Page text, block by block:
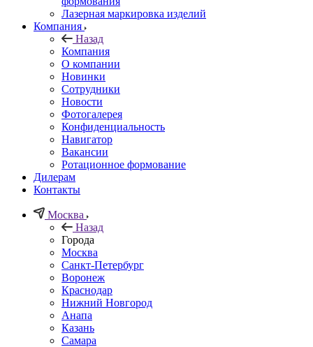
Лазерная маркировка изделий
Компания
Назад
Компания
О компании
Новинки
Сотрудники
Новости
Фотогалерея
Конфиденциальность
Навигатор
Вакансии
Ротационное формование
Дилерам
Контакты
Москва
Назад
Города
Москва
Санкт-Петербург
Воронеж
Краснодар
Нижний Новгород
Анапа
Казань
Самара